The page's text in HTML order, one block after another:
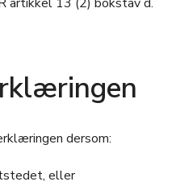
dersom:
eller